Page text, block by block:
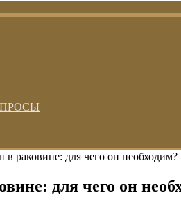
в раковине: для чего он необходим?
для чего он